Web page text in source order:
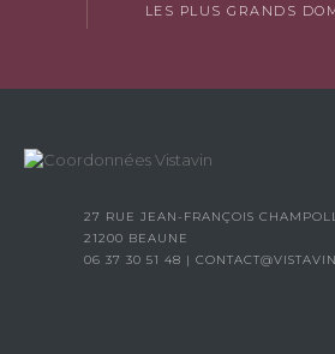
LES PLUS GRANDS
27 RUE JEAN-FRANÇOIS
21200 BEAUNE
06 37 30 51 48 |